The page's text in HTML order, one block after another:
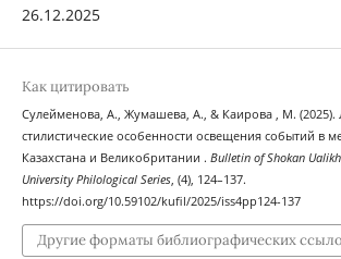
26.12.2025
Как цитировать
Сулейменова, А., Жумашева, А., & Каирова , М. (2025).
стилистические особенности освещения событий в
Казахстана и Великобритании . Bulletin of Shokan
University Philological Series, (4), 124–137.
https://doi.org/10.59102/kufil/2025/iss4pp124-137
Другие форматы библиографических